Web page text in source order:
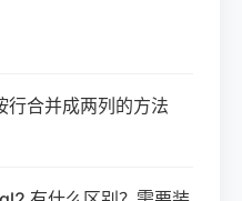
合并成两列的方法